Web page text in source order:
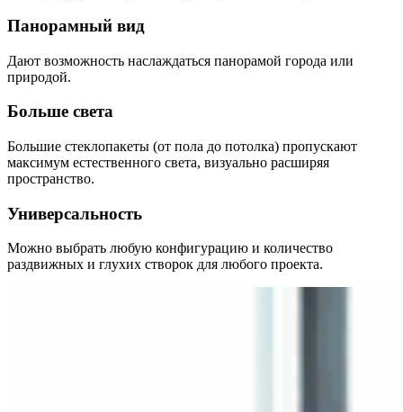
Панорамный вид
Дают возможность наслаждаться панорамой города или
природой.
Больше света
Большие стеклопакеты (от пола до потолка) пропускают
максимум естественного света, визуально расширяя
пространство.
Универсальность
Можно выбрать любую конфигурацию и количество
раздвижных и глухих створок для любого проекта.